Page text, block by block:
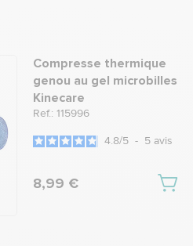
Compresse thermique
genou au gel microbilles
Kinecare
Ref.: 115996
4.8/5 - 5 avis
8,99 €